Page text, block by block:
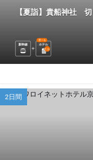
【夏詣】貴船神社
新幹線 ホテル
選べる
1 泊
2日間